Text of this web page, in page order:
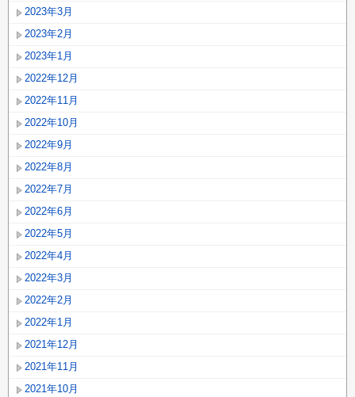
2023年3月
2023年2月
2023年1月
2022年12月
2022年11月
2022年10月
2022年9月
2022年8月
2022年7月
2022年6月
2022年5月
2022年4月
2022年3月
2022年2月
2022年1月
2021年12月
2021年11月
2021年10月